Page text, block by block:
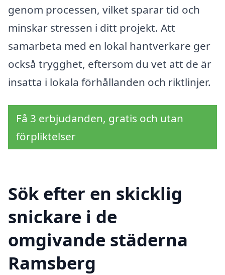
genom processen, vilket sparar tid och
minskar stressen i ditt projekt. Att
samarbeta med en lokal hantverkare ger
också trygghet, eftersom du vet att de är
insatta i lokala förhållanden och riktlinjer.
Få 3 erbjudanden, gratis och utan
förpliktelser
Sök efter en skicklig
snickare i de
omgivande städerna
Ramsberg